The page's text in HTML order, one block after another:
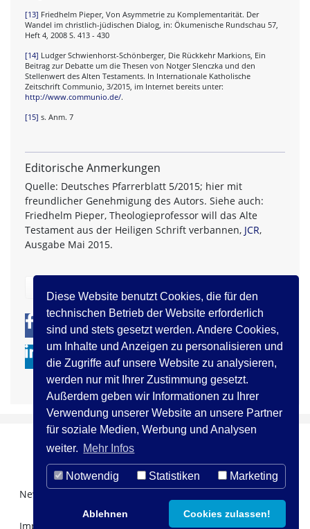
Diese Website benutzt Cookies, die für den
technischen Betrieb der Website erforderlich
sind und stets gesetzt werden. Andere Cookies,
um Inhalte und Anzeigen zu personalisieren und
die Zugriffe auf unsere Website zu analysieren,
werden nur mit Ihrer Zustimmung gesetzt.
Außerdem geben wir Informationen zu Ihrer
Verwendung unserer Website an unsere Partner
für soziale Medien, Werbung und Analysen
weiter. Mehr Infos
Notwendig Statistiken Marketing
Ablehnen Cookies zulassen!
[13] Friedhelm Pieper, Von Asymmetrie zu Komplementarität. Der
Wandel im christlich-jüdischen Dialog, in: Ökumenische Rundschau 57,
Heft 4, 2008 S. 413 - 430
[14] Ludger Schwienhorst-Schönberger, Die Rückkehr Markions, Ein
Beitrag zur Debatte um die Thesen von Notger Slenczka und den
Stellenwert des Alten Testaments. In Internationale Katholische
Zeitschrift Communio, 3/2015, im Internet bereits unter:
http://www.communio.de/.
[15] s. Anm. 7
Editorische Anmerkungen
Quelle: Deutsches Pfarrerblatt 5/2015; hier mit
freundlicher Genehmigung des Autors. Siehe auch:
Friedhelm Pieper, Theologieprofessor will das Alte
Testament aus der Heiligen Schrift verbannen, JCR,
Ausgabe Mai 2015.
0 0
Newsletter Registration
Impressum